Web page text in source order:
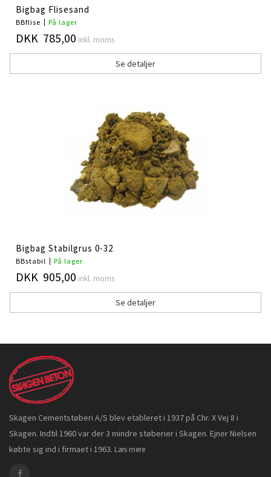
Bigbag Flisesand
BBflise På lager
DKK 785,00 inkl. moms
Se detaljer
Bigbag Stabilgrus 0-32
BBstabil På lager
DKK 905,00 inkl. moms
Se detaljer
Skagen Cementstøberi A/S blev etableret i 1937 på Chr. X Vej 8 i
Skagen. Indtil 1960 var der 3 mindre støberier i Skagen. Ejner Nielsen
købte sig ind i firmaet i 1963. Læs mere